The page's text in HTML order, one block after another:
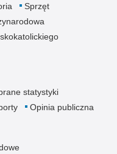
Sprzęt
statystyki
Opinia publiczna